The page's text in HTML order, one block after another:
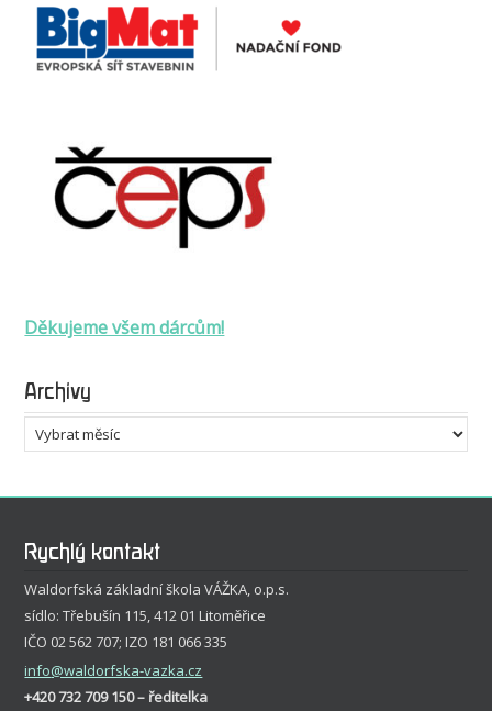
Děkujeme všem dárcům!
Archivy
Archivy
Rychlý kontakt
Waldorfská základní škola VÁŽKA, o.p.s.
sídlo: Třebušín 115, 412 01 Litoměřice
IČO 02 562 707; IZO 181 066 335
info@waldorfska-vazka.cz
+420 732 709 150 – ředitelka